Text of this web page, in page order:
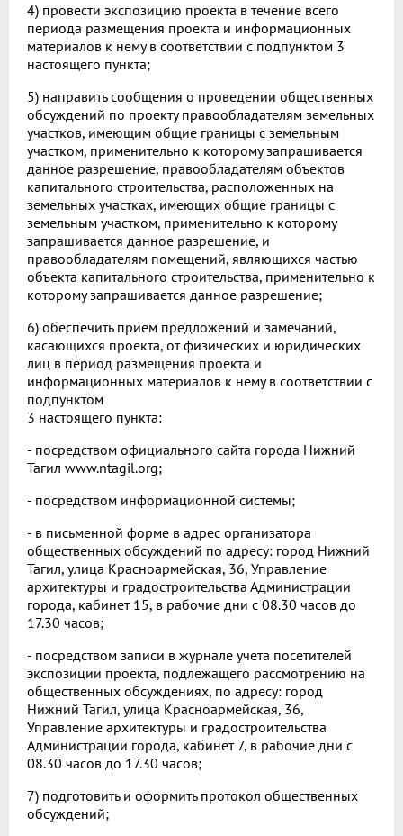
4) провести экспозицию проекта в течение всего
периода размещения проекта и информационных
материалов к нему в соответствии с подпунктом 3
настоящего пункта;
5) направить сообщения о проведении общественных
обсуждений по проекту правообладателям земельных
участков, имеющим общие границы с земельным
участком, применительно к которому запрашивается
данное разрешение, правообладателям объектов
капитального строительства, расположенных на
земельных участках, имеющих общие границы с
земельным участком, применительно к которому
запрашивается данное разрешение, и
правообладателям помещений, являющихся частью
объекта капитального строительства, применительно к
которому запрашивается данное разрешение;
6) обеспечить прием предложений и замечаний,
касающихся проекта, от физических и юридических
лиц в период размещения проекта и
информационных материалов к нему в соответствии с
подпунктом
3 настоящего пункта:
- посредством официального сайта города Нижний
Тагил www.ntagil.org;
- посредством информационной системы;
- в письменной форме в адрес организатора
общественных обсуждений по адресу: город Нижний
Тагил, улица Красноармейская, 36, Управление
архитектуры и градостроительства Администрации
города, кабинет 15, в рабочие дни с 08.30 часов до
17.30 часов;
- посредством записи в журнале учета посетителей
экспозиции проекта, подлежащего рассмотрению на
общественных обсуждениях, по адресу: город
Нижний Тагил, улица Красноармейская, 36,
Управление архитектуры и градостроительства
Администрации города, кабинет 7, в рабочие дни с
08.30 часов до 17.30 часов;
7) подготовить и оформить протокол общественных
обсуждений;